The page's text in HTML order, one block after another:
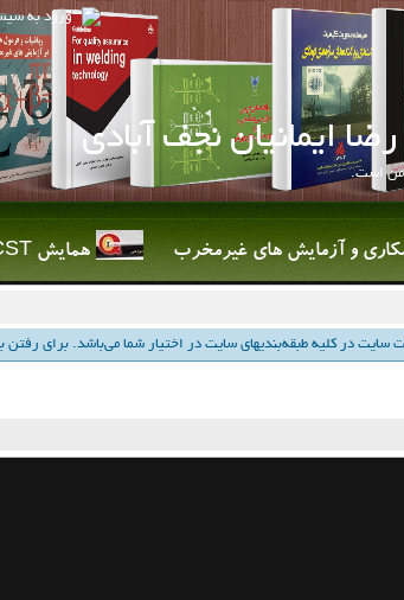
ورود به
ایمانیان نجف آبادی
من است.
و آزمایش های غیرمخرب همایش QCST
در كلیه طبقه‌بندیهای سایت در اختیار شما می‌باشد. برای رفتن